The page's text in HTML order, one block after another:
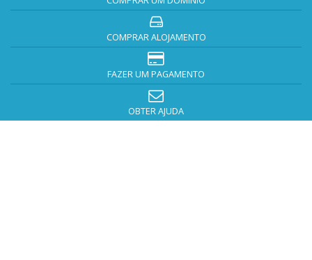
COMPRAR ALOJAMENTO
FAZER UM PAGAMENTO
OBTER AJUDA